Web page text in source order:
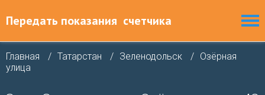
Передать показания счетчика
Главная Татарстан Зеленодольск
Озёрная
улица